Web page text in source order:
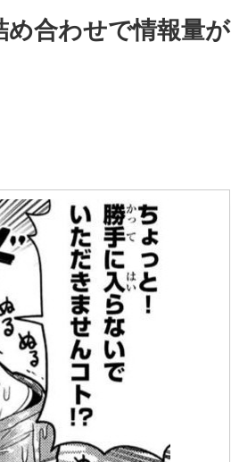
合わせで情報量が